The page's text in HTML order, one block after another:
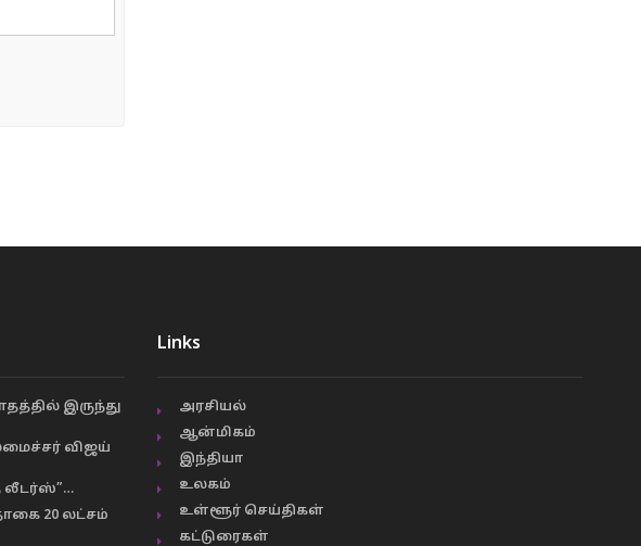
இருந்து
விஜய்
லீடர்ஸ்”…
20 லட்சம்
Links
அரசியல்
ஆன்மிகம்
இந்தியா
உலகம்
உள்ளூர் செய்திகள்
கட்டுரைகள்